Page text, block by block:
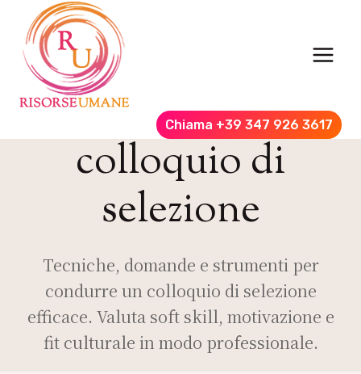
Salta
contenuto
Chiama +39 347 926 3617
colloquio di
selezione
Tecniche, domande e strumenti per
condurre un colloquio di selezione
efficace. Valuta soft skill, motivazione e
fit culturale in modo professionale.